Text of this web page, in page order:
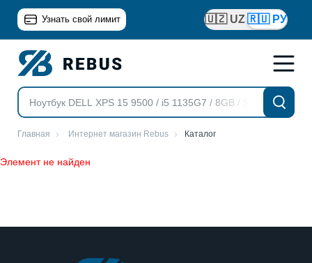
Узнать свой лимит 🇺🇿 UZ🇷🇺 РУ
Главная Интернет магазин Rebus Каталог
Элемент не найден